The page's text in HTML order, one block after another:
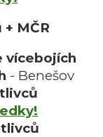
MČR
vícebojích
- Benešov